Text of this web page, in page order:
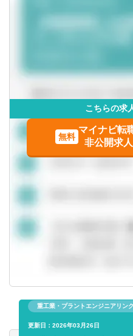
い。
料等確認（１~２件/半年
ーズ技術調査
知的財産権の取得、活用
ロジカルにじっくり考え
りまく環境変化や法制度
こちらの求
無料
マイナビ転
非公開求
重工業・プラントエンジニアリン
更新日：2026年03月26日
山口県
高知県
九州・沖縄
福岡県